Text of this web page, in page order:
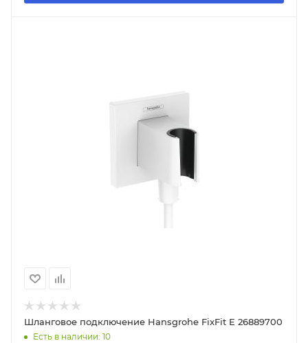
Шланговое подключение Hansgrohe FixFit E 26889700
Есть в наличии: 10